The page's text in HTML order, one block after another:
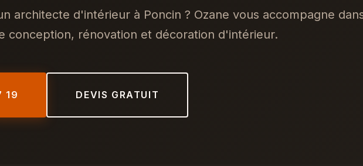
architecte d'intérieur à Poncin ? Ozane vous accompagne
conception, rénovation et décoration d'intérieur.
19 DEVIS GRATUIT